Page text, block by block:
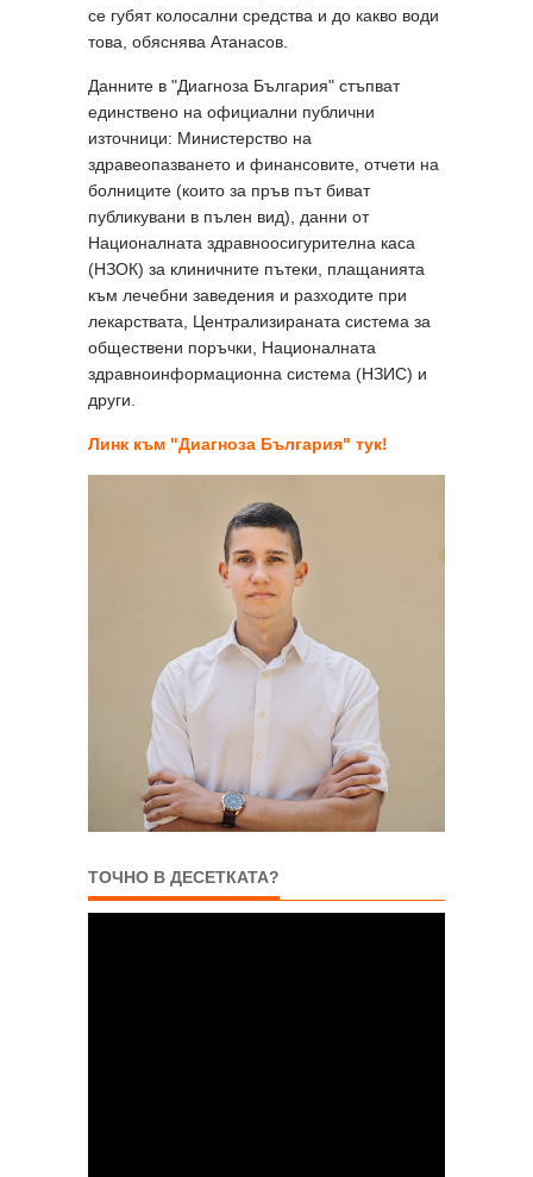
се губят колосални средства и до какво води
това, обяснява Атанасов.
Данните в "Диагноза България" стъпват
единствено на официални публични
източници: Министерство на
здравеопазването и финансовите, отчети на
болниците (които за пръв път биват
публикувани в пълен вид), данни от
Националната здравноосигурителна каса
(НЗОК) за клиничните пътеки, плащанията
към лечебни заведения и разходите при
лекарствата, Централизираната система за
обществени поръчки, Националната
здравноинформационна система (НЗИС) и
други.
Линк към "Диагноза България" тук!
ТОЧНО В ДЕСЕТКАТА?